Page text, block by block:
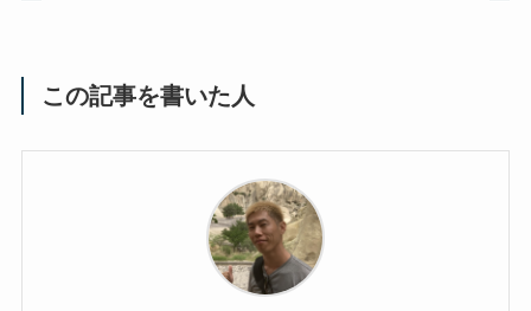
この記事を書いた人